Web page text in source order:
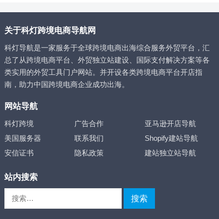
关于科灯跨境电商导航网
科灯导航是一家服务于全球跨境电商出海综合服务外贸平台，汇
总了从跨境电商平台、外贸独立站建设、国际支付解决方案等各
类实用的外贸工具门户网站。并开设各类跨境电商平台开店指
南，助力中国跨境电商企业成功出海。
网站导航
科灯跨境 广告合作
亚马逊开店导航
美国服务器
联系我们
Shopify建站导航
安信证书
隐私政策 建站独立站导航
站内搜索